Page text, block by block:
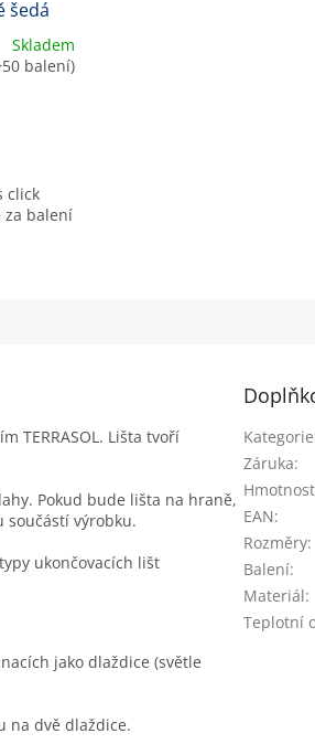
šedá
Skladem
balení)
click
za balení
TERRASOL. Lišta tvoří
Pokud bude lišta na hraně,
součástí výrobku.
ukončovacích lišt
jako dlaždice (světle
na dvě dlaždice.
Kategorie
Záruka:
Hmotnost
EAN:
Rozměry:
Balení:
Materiál:
Teplotní